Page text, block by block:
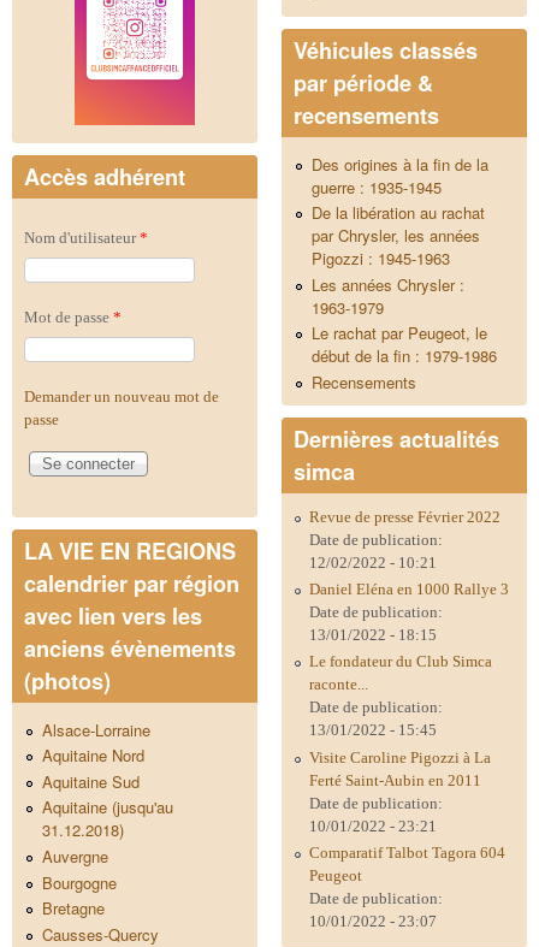
Accès adhérent
Nom d'utilisateur*
Mot de passe *
Demander un nouveau mot de
passe
LA VIE EN REGIONS
calendrier par région
avec lien vers les
anciens évènements
(photos)
Alsace-Lorraine
Aquitaine Nord
Aquitaine Sud
Aquitaine (jusqu'au
31.12.2018)
Auvergne
Bourgogne
Bretagne
Causses-Quercy
Véhicules classés
par période &
recensements
Des origines à la fin de la
guerre : 1935-1945
De la libération au rachat
par Chrysler, les années
Pigozzi : 1945-1963
Les années Chrysler :
1963-1979
Le rachat par Peugeot, le
début de la fin : 1979-1986
Recensements
Dernières actualités
simca
Revue de presse Février 2022
Date de publication:
12/02/2022 - 10:21
Daniel Eléna en 1000 Rallye 3
Date de publication:
13/01/2022 - 18:15
Le fondateur du Club Simca
raconte...
Date de publication:
13/01/2022 - 15:45
Visite Caroline Pigozzi à La
Ferté Saint-Aubin en 2011
Date de publication:
10/01/2022 - 23:21
Comparatif Talbot Tagora 604
Peugeot
Date de publication:
10/01/2022 - 23:07